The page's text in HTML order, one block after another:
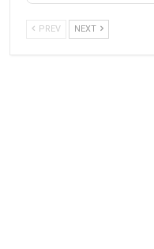
PREV NEXT